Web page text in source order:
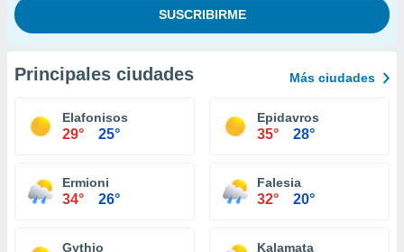
Principales ciudades Más ciudades
Elafonisos
29° 25°
Epidavros
35° 28°
Ermioni
34° 26°
Falesia
32° 20°
Gythio Kalamata